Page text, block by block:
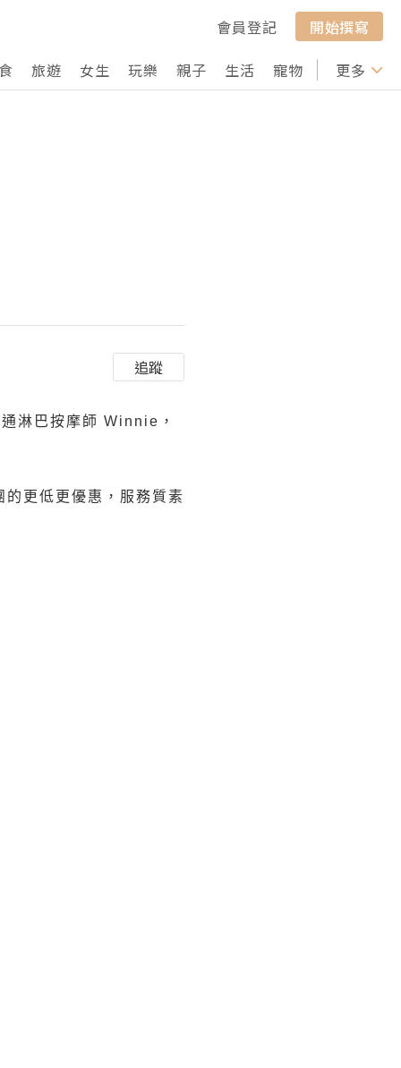
會員登記
開始撰寫
旅遊 女生 玩樂 親子 生活 寵物 行山 打卡
更多
追蹤
淋巴按摩師 Winnie，
更低更優惠，服務質素